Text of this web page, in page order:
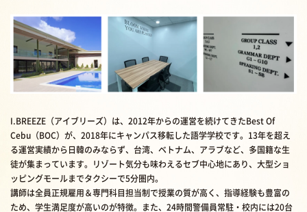
I.BREEZE（アイブリーズ）は、2012年からの運営を続けてきたBest Of
Cebu（BOC）が、2018年にキャンパス移転した語学学校です。13年を超え
る運営実績から日韓のみならず、台湾、ベトナム、アラブなど、 多国籍な生
徒が集まっています。リゾート気分も味わえるセブ中心地にあり、大型ショ
ッピングモールまでタクシーで5分圏内。
講師は全員正規雇用＆専門科目担当制で授業の質が高く、指導経験も豊富の
ため、学生満足度が高いのが特徴。また、24時間警備員常駐・校内には20台